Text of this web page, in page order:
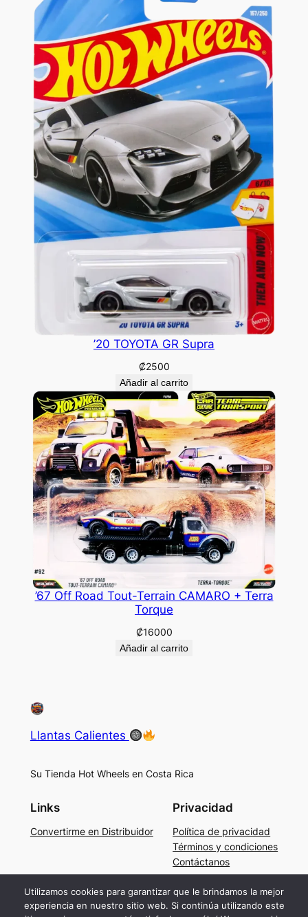
’20 TOYOTA GR Supra
₡2500
Añadir al carrito
’67 Off Road Tout-Terrain CAMARO + Terra
Torque
₡16000
Añadir al carrito
Llantas Calientes
Su Tienda Hot Wheels en Costa Rica
Links
Convertirme en Distribuidor
Privacidad
Política de privacidad
Términos y condiciones
Contáctanos
Social
Facebook
Utilizamos cookies para garantizar que le brindamos la mejor
experiencia en nuestro sitio web. Si continúa utilizando este